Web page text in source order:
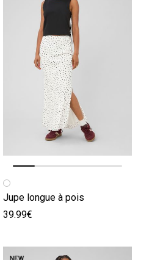
Image précédente
Image suivante
Jupe longue à pois
39.99€